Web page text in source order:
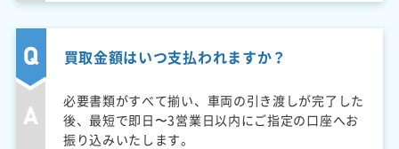
買取金額はいつ支払われますか？
必要書類がすべて揃い、車両の引き渡しが完了した
後、最短で即日〜3営業日以内にご指定の口座へお
振り込みいたします。